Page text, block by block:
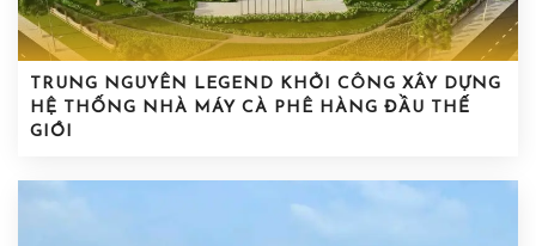
TRUNG NGUYÊN LEGEND KHỞI CÔNG XÂY DỰNG
HỆ THỐNG NHÀ MÁY CÀ PHÊ HÀNG ĐẦU THẾ
GIỚI